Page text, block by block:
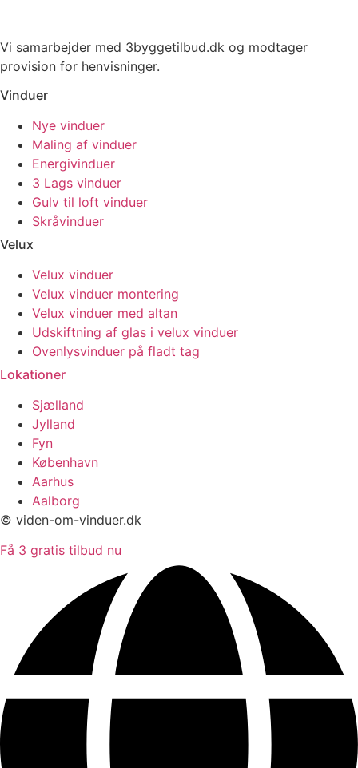
Vi samarbejder med 3byggetilbud.dk og modtager
provision for henvisninger.
Vinduer
Nye vinduer
Maling af vinduer
Energivinduer
3 Lags vinduer
Gulv til loft vinduer
Skråvinduer
Velux
Velux vinduer
Velux vinduer montering
Velux vinduer med altan
Udskiftning af glas i velux vinduer
Ovenlysvinduer på fladt tag
Lokationer
Sjælland
Jylland
Fyn
København
Aarhus
Aalborg
© viden-om-vinduer.dk
Få 3 gratis tilbud nu